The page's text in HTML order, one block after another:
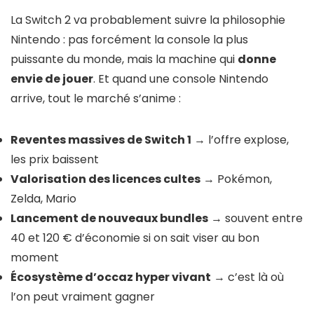
La Switch 2 va probablement suivre la philosophie
Nintendo : pas forcément la console la plus
puissante du monde, mais la machine qui donne
envie de jouer. Et quand une console Nintendo
arrive, tout le marché s’anime :
Reventes massives de Switch 1 → l’offre explose,
les prix baissent
Valorisation des licences cultes → Pokémon,
Zelda, Mario
Lancement de nouveaux bundles → souvent entre
40 et 120 € d’économie si on sait viser au bon
moment
Écosystème d’occaz hyper vivant → c’est là où
l’on peut vraiment gagner